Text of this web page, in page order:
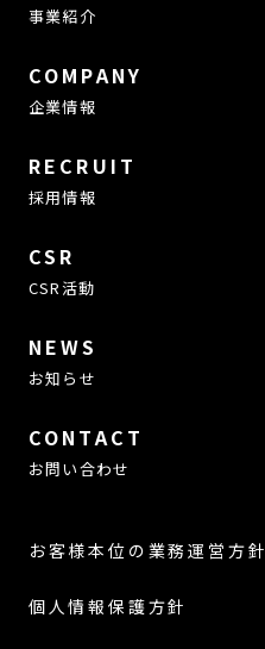
事業紹介
COMPANY
企業情報
RECRUIT
採用情報
CSR
CSR活動
NEWS
お知らせ
CONTACT
お問い合わせ
お客様本位の業務運営方針
個人情報保護方針